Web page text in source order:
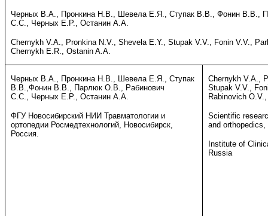
Черных В.А., Пронкина Н.В., Шевела Е.Я., Ступак В.В., Фонин В.В.,
С.С., Черных Е.Р., Останин А.А.
Chernykh V.A., Pronkina N.V., Shevela E.Y., Stupak V.V., Fonin V.V.,
Chernykh E.R., Ostanin A.A.
Черных В.А., Пронкина Н.В., Шевела Е.Я., Ступак
В.В.,Фонин В.В., Парлюк О.В., Рабинович
С.С., Черных Е.Р., Останин А.А.
ФГУ Новосибирский НИИ Травматологии и
ортопедии Росмедтехнологий, Новосибирск,
Россия.
Chernykh V.A.,
Stupak V.V.,
Rabinovich
Scientific
and
Institute of
Russia